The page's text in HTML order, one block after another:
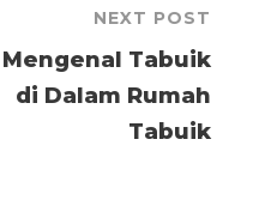
NEXT POST
Mengenal Tabuik
di Dalam Rumah
Tabuik